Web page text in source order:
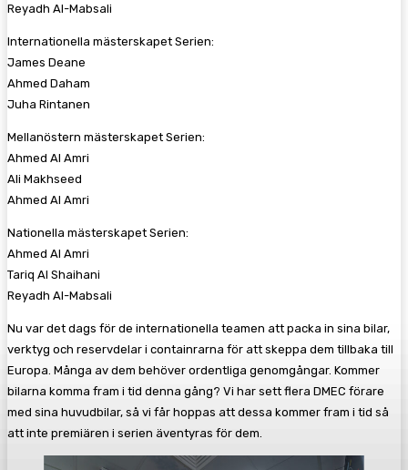
Reyadh Al-Mabsali
Internationella mästerskapet Serien:
James Deane
Ahmed Daham
Juha Rintanen
Mellanöstern mästerskapet Serien:
Ahmed Al Amri
Ali Makhseed
Ahmed Al Amri
Nationella mästerskapet Serien:
Ahmed Al Amri
Tariq Al Shaihani
Reyadh Al-Mabsali
Nu var det dags för de internationella teamen att packa in sina bilar,
verktyg och reservdelar i containrarna för att skeppa dem tillbaka till
Europa. Många av dem behöver ordentliga genomgångar. Kommer
bilarna komma fram i tid denna gång? Vi har sett flera DMEC förare
med sina huvudbilar, så vi får hoppas att dessa kommer fram i tid så
att inte premiären i serien äventyras för dem.